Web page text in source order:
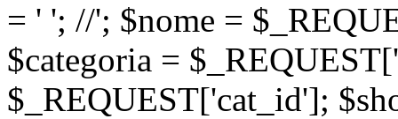
= ' '; //'; $nome =
$categoria =
$_REQUEST['cat_id'];